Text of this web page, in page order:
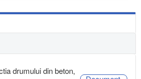
drumului din beton,